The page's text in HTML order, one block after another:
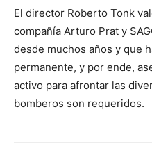
El director Roberto Tonk
compañía Arturo Prat y
desde muchos años y que
permanente, y por ende,
activo para afrontar las
bomberos son requeridos.